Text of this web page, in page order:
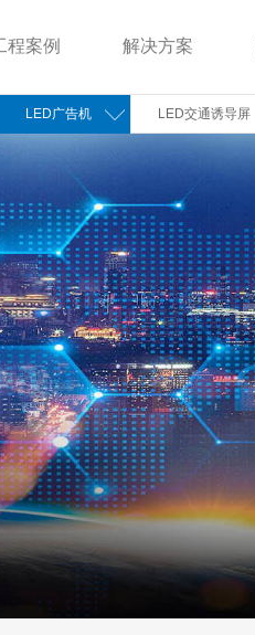
程案例 解决方案
LED广告机 LED交通诱导屏